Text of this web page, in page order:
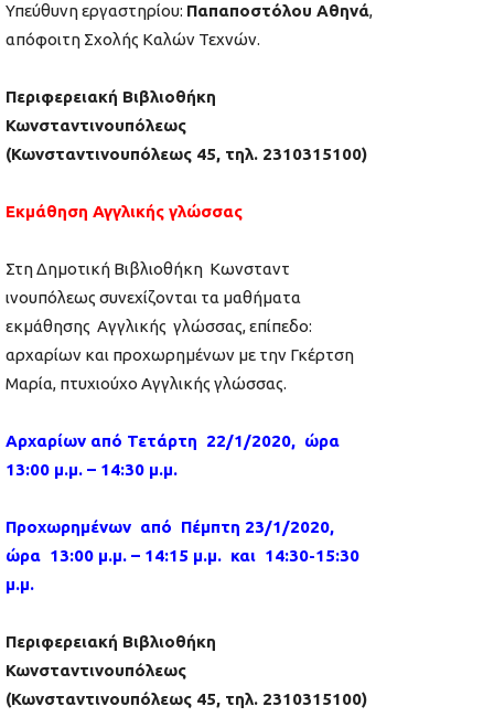
Υπεύθυνη εργαστηρίου: Παπαποστόλου Αθηνά,
απόφοιτη Σχολής Καλών Τεχνών.
Περιφερειακή Βιβλιοθήκη
Κωνσταντινουπόλεως
(Κωνσταντινουπόλεως 45, τηλ. 2310315100)
Εκμάθηση Αγγλικής γλώσσας
Στη Δημοτική Βιβλιοθήκη Κωνσταντ
ινουπόλεως συνεχίζονται τα μαθήματα
εκμάθησης Αγγλικής γλώσσας, επίπεδο:
αρχαρίων και προχωρημένων με την Γκέρτση
Μαρία, πτυχιούχο Αγγλικής γλώσσας.
Αρχαρίων από Τετάρτη 22/1/2020, ώρα
13:00 μ.μ. – 14:30 μ.μ.
Προχωρημένων από Πέμπτη 23/1/2020,
ώρα 13:00 μ.μ. – 14:15 μ.μ. και 14:30-15:30
μ.μ.
Περιφερειακή Βιβλιοθήκη
Κωνσταντινουπόλεως
(Κωνσταντινουπόλεως 45, τηλ. 2310315100)